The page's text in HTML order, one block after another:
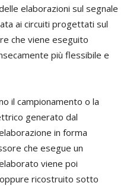
elaborazioni sul segnale
ai circuiti progettati sul
che viene eseguito
più flessibile e
il campionamento o la
generato dal
in forma
che esegue un
viene poi
ricostruito sotto